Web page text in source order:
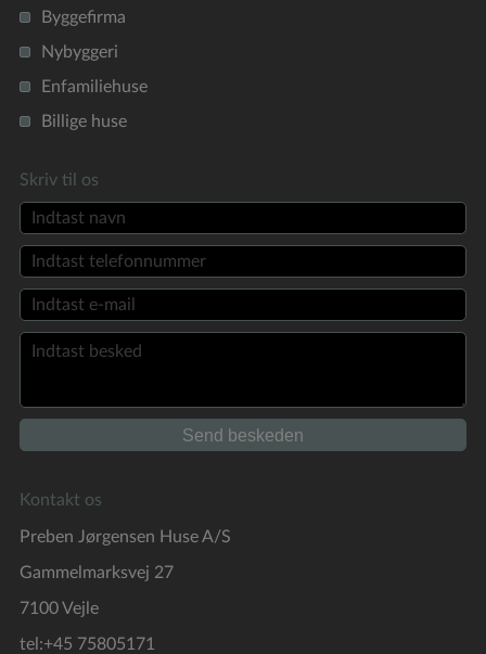
Byggefirma
Nybyggeri
Enfamiliehuse
Billige huse
Skriv til os
Kontakt os
Preben Jørgensen Huse A/S
Gammelmarksvej 27
7100 Vejle
tel:+45 75805171